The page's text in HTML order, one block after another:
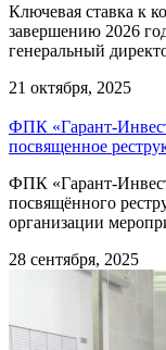
Ключевая ставка к
завершению 2026
генеральный
21 октября, 2025
ФПК «Гарант-
посвященное
ФПК «Гарант-
посвящённого
организации
28 сентября, 2025